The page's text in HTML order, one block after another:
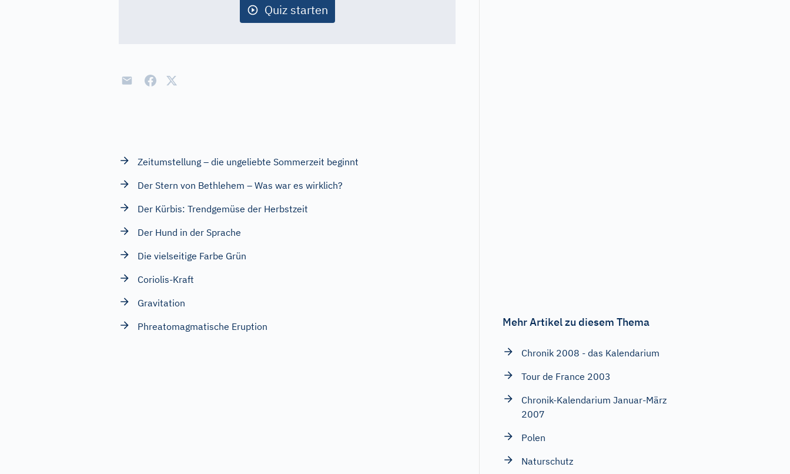
Quiz starten
Zeitumstellung – die ungeliebte Sommerzeit beginnt
Der Stern von Bethlehem – Was war es wirklich?
Der Kürbis: Trendgemüse der Herbstzeit
Der Hund in der Sprache
Die vielseitige Farbe Grün
Coriolis-Kraft
Gravitation
Phreatomagmatische Eruption
Mehr Artikel zu diesem Thema
Chronik 2008 - das Kalendarium
Tour de France 2003
Chronik-Kalendarium Januar-März
2007
Polen
Naturschutz